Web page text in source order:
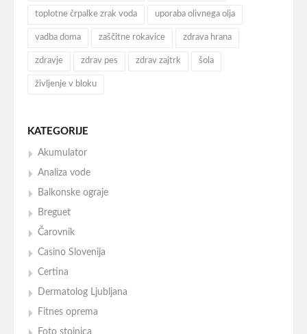
toplotne črpalke zrak voda uporaba olivnega olja
vadba doma zaščitne rokavice zdrava hrana
zdravje zdrav pes zdrav zajtrk šola
življenje v bloku
KATEGORIJE
Akumulator
Analiza vode
Balkonske ograje
Breguet
Čarovnik
Casino Slovenija
Certina
Dermatolog Ljubljana
Fitnes oprema
Foto stojnica